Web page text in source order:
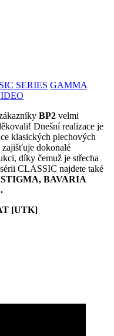
SERIES GAMMA
BP2 velmi
Dnešní realizace je
klasických plechových
zajišťuje dokonalé
díky čemuž je střecha
CLASSIC najdete také
BAVARIA
[UTK]